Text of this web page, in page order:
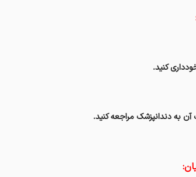
کنید.
به دندانپزشک مراجعه کنید.